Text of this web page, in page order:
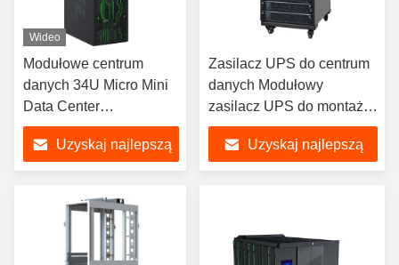
Wideo
Modułowe centrum
danych 34U Micro Mini
Data Center
Prefabrykowane IP5X
Uzyskaj najlepszą
Zasilacz UPS do centrum
danych Modułowy
zasilacz UPS do montażu
w szafie 10-90KVA
Uzyskaj najlepszą